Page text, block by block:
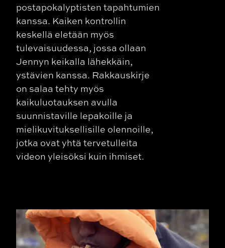
postapokalyptisten tapahtumien
kanssa. Kaiken kontrollin
keskellä eletään myös
tulevaisuudessa, jossa ollaan
Jennyn keikalla lähekkäin,
ystävien kanssa. Rakkauskirje
on salaa tehty myös
kaikuluotauksen avulla
suunnistaville lepakoille ja
mielikuvituksellisille olennoille,
jotka ovat yhtä tervetulleita
videon yleisöksi kuin ihmiset.